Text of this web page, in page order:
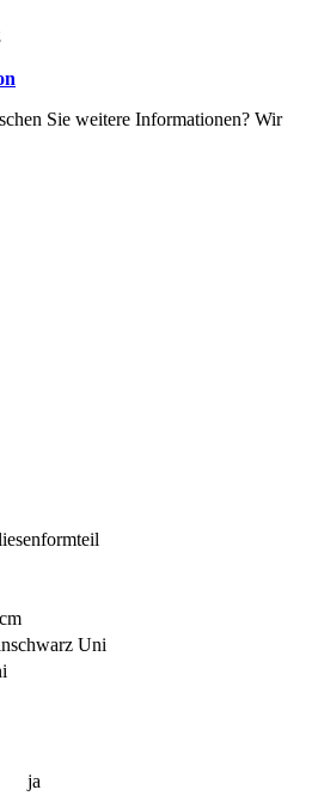
Sie weitere Informationen? Wir
Uni
ja